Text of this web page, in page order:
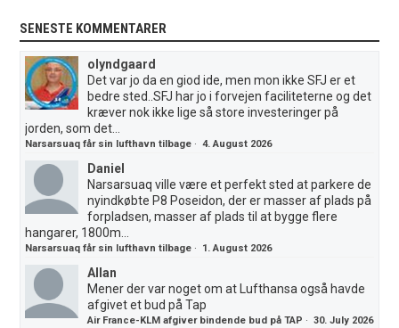
SENESTE KOMMENTARER
olyndgaard
Det var jo da en giod ide, men mon ikke SFJ er et
bedre sted..SFJ har jo i forvejen faciliteterne og det
kræver nok ikke lige så store investeringer på
jorden, som det...
Narsarsuaq får sin lufthavn tilbage ·4. August 2026
Daniel
Narsarsuaq ville være et perfekt sted at parkere de
nyindkøbte P8 Poseidon, der er masser af plads på
forpladsen, masser af plads til at bygge flere
hangarer, 1800m...
Narsarsuaq får sin lufthavn tilbage · 1. August 2026
Allan
Mener der var noget om at Lufthansa også havde
afgivet et bud på Tap
Air France-KLM afgiver bindende bud på TAP ·30. July 2026